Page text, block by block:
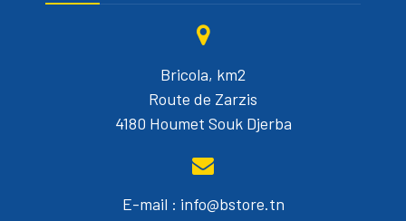
Bricola, km2
Route de Zarzis
4180 Houmet Souk Djerba
E-mail : info@bstore.tn